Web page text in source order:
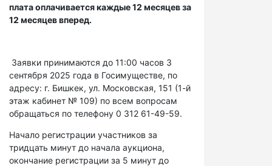
плата оплачивается каждые 12 месяцев за
12 месяцев вперед.
Заявки принимаются до 11:00 часов 3
сентября 2025 года в Госимуществе, по
адресу: г. Бишкек, ул. Московская, 151 (1-й
этаж кабинет № 109) по всем вопросам
обращаться по телефону 0 312 61-49-59.
Начало регистрации участников за
тридцать минут до начала аукциона,
окончание регистрации за 5 минут до